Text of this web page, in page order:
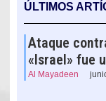
ÚLTIMOS
Ataque
«Israel» fue
Al Mayadeen